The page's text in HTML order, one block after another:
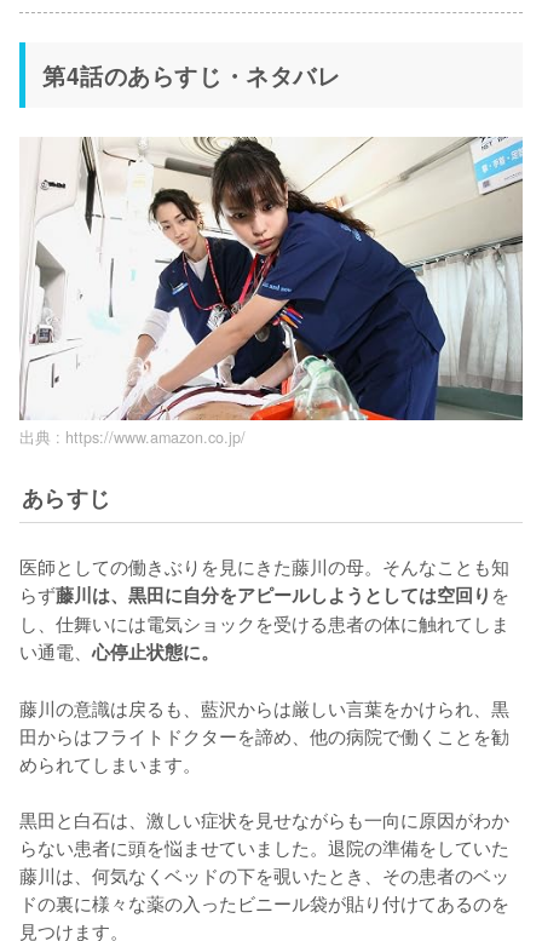
第4話のあらすじ・ネタバレ
出典 : https://www.amazon.co.jp/
あらすじ
医師としての働きぶりを見にきた藤川の母。そんなことも知
らず藤川は、黒田に自分をアピールしようとしては空回り を
し、仕舞いには電気ショックを受ける患者の体に触れてしま
い通電、心停止状態に。
藤川の意識は戻るも、藍沢からは厳しい言葉をかけられ、黒
田からはフライトドクターを諦め、他の病院で働くことを勧
められてしまいます。
黒田と白石は、激しい症状を見せながらも一向に原因がわか
らない患者に頭を悩ませていました。退院の準備をしていた
藤川は、何気なくベッドの下を覗いたとき、その患者のベッ
ドの裏に様々な薬の入ったビニール袋が貼り付けてあるのを
見つけます。